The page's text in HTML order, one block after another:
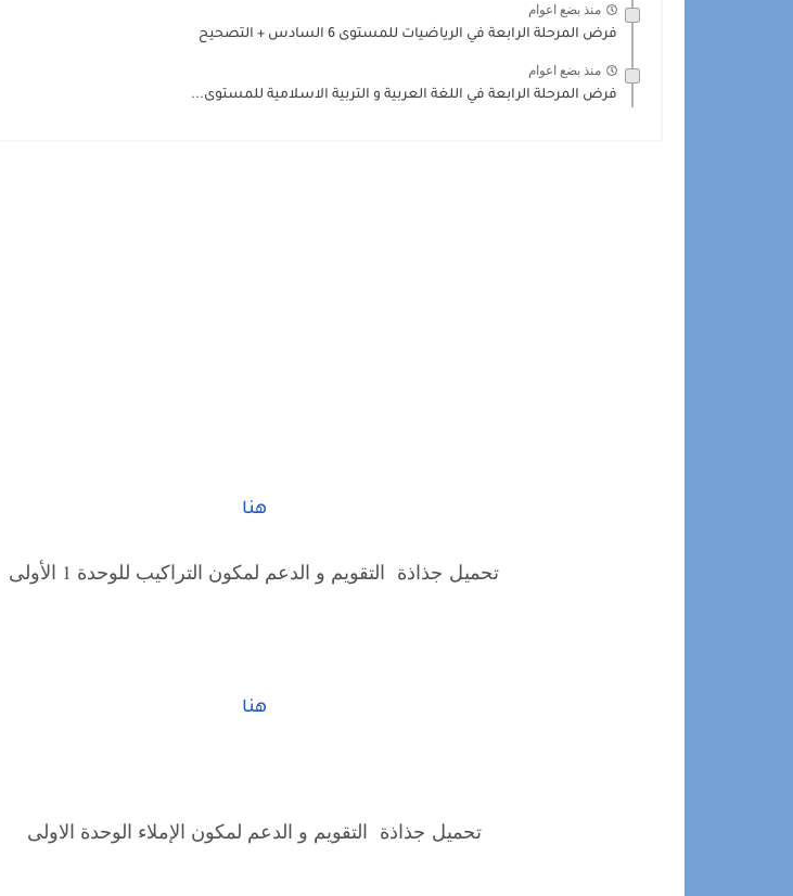
منذ بضع اعوام
فرض المرحلة الرابعة في الرياضيات للمستوى 6 السادس + التصحيح
منذ بضع اعوام
فرض المرحلة الرابعة في اللغة العربية و التربية الاسلامية للمستوى...
هنا
تحميل جذاذة التقويم و الدعم لمكون التراكيب للوحدة 1 الأولى
هنا
تحميل جذاذة التقويم و الدعم لمكون الإملاء الوحدة الاولى